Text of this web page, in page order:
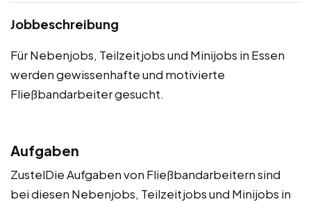
Jobbeschreibung
Für Nebenjobs, Teilzeitjobs und Minijobs in Essen
werden gewissenhafte und motivierte
Fließbandarbeiter gesucht.
Aufgaben
ZustelDie Aufgaben von Fließbandarbeitern sind
bei diesen Nebenjobs, Teilzeitjobs und Minijobs in